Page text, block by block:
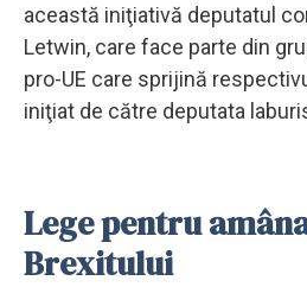
această iniţiativă deputatul
Letwin, care face parte din
pro-UE care sprijină
iniţiat de către deputata
Lege pentru
Brexitului